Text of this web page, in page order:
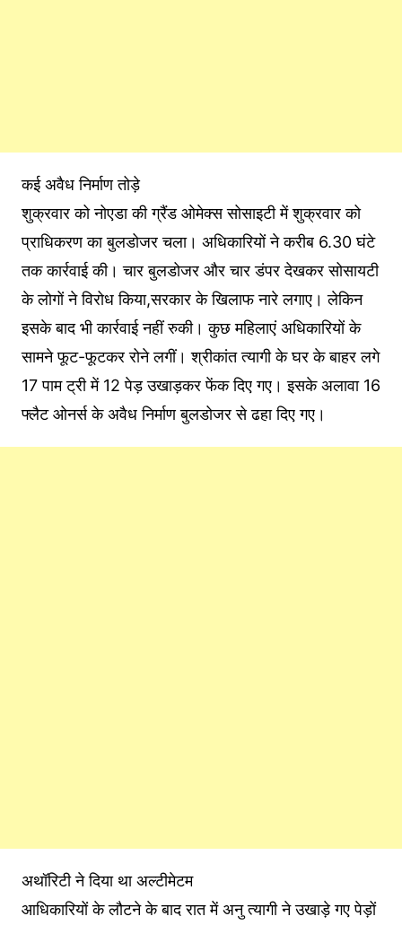
कई अवैध निर्माण तोड़े
शुक्रवार को नोएडा की ग्रैंड ओमेक्स सोसाइटी में शुक्रवार को
प्राधिकरण का बुलडोजर चला। अधिकारियों ने करीब 6.30 घंटे
तक कार्रवाई की। चार बुलडोजर और चार डंपर देखकर सोसायटी
के लोगों ने विरोध किया,सरकार के खिलाफ नारे लगाए। लेकिन
इसके बाद भी कार्रवाई नहीं रुकी। कुछ महिलाएं अधिकारियों के
सामने फूट-फूटकर रोने लगीं। श्रीकांत त्यागी के घर के बाहर लगे
17 पाम ट्री में 12 पेड़ उखाड़कर फेंक दिए गए। इसके अलावा 16
फ्लैट ओनर्स के अवैध निर्माण बुलडोजर से ढहा दिए गए।
अथॉरिटी ने दिया था अल्टीमेटम
आधिकारियों के लौटने के बाद रात में अनु त्यागी ने उखाड़े गए पेड़ों